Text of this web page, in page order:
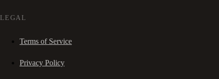
LEGAL
Terms of Service
Privacy Policy